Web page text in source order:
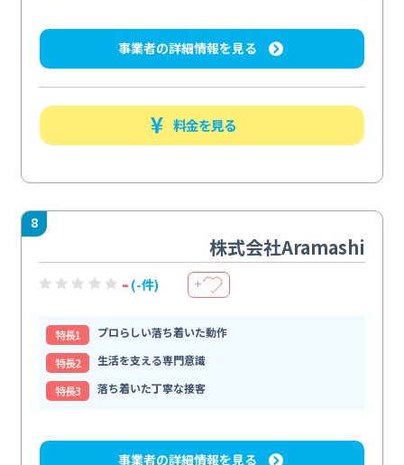
事業者の詳細情報を見る
料金を見る
8
株式会社Aramashi
- (-件) ＋
特⻑1
プロらしい落ち着いた動作
特⻑2
生活を支える専門意識
特⻑3
落ち着いた丁寧な接客
事業者の詳細情報を見る